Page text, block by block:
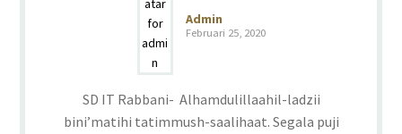
Admin
Februari 25, 2020
SD IT Rabbani- Alhamdulillaahil-ladzii
bini’matihi tatimmush-saalihaat. Segala puji